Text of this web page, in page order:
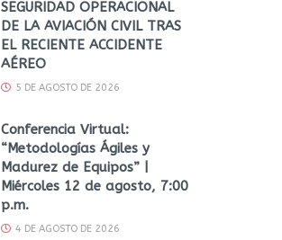
SEGURIDAD OPERACIONAL
DE LA AVIACIÓN CIVIL TRAS
EL RECIENTE ACCIDENTE
AÉREO
5 DE AGOSTO DE 2026
Conferencia Virtual:
“Metodologías Ágiles y
Madurez de Equipos” |
Miércoles 12 de agosto, 7:00
p.m.
4 DE AGOSTO DE 2026